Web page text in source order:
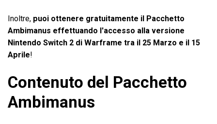
Inoltre, puoi ottenere gratuitamente il Pacchetto
Ambimanus effettuando l'accesso alla versione
Nintendo Switch 2 di Warframe tra il 25 Marzo e il 15
Aprile!
Contenuto del Pacchetto
Ambimanus